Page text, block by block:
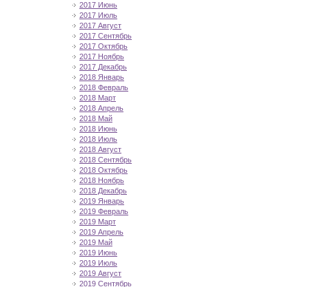
2017 Июнь
2017 Июль
2017 Август
2017 Сентябрь
2017 Октябрь
2017 Ноябрь
2017 Декабрь
2018 Январь
2018 Февраль
2018 Март
2018 Апрель
2018 Май
2018 Июнь
2018 Июль
2018 Август
2018 Сентябрь
2018 Октябрь
2018 Ноябрь
2018 Декабрь
2019 Январь
2019 Февраль
2019 Март
2019 Апрель
2019 Май
2019 Июнь
2019 Июль
2019 Август
2019 Сентябрь